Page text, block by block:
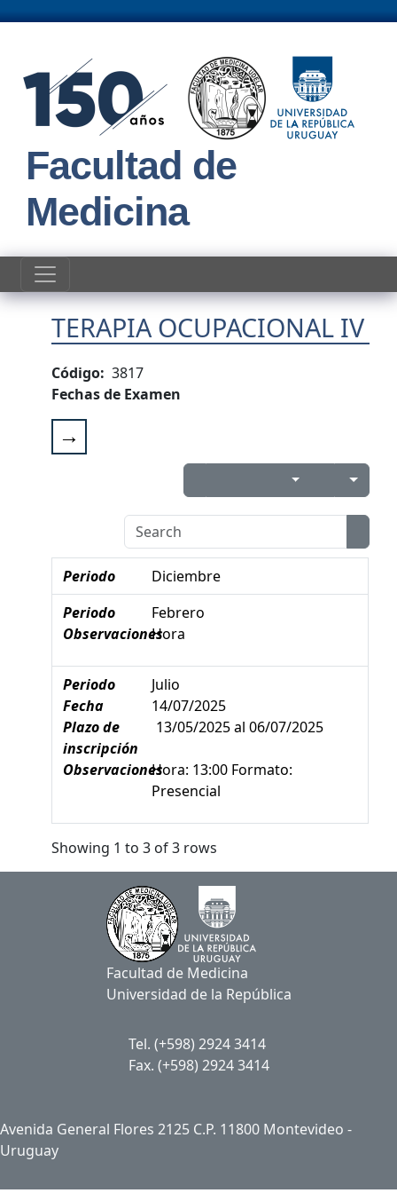
Facultad de
Medicina
TERAPIA OCUPACIONAL IV
Código
3817
Fechas de Examen
Periodo
Diciembre
Periodo
Febrero
ObservacionesHora
Periodo
Julio
Fecha
14/07/2025
Plazo de
inscripción
13/05/2025al 06/07/2025
ObservacionesHora: 13:00 Formato:
Presencial
Showing 1 to 3 of 3 rows
Facultad de Medicina
Universidad de la República
Tel. (+598) 2924 3414
Fax. (+598) 2924 3414
Avenida General Flores 2125 C.P. 11800 Montevideo -
Uruguay